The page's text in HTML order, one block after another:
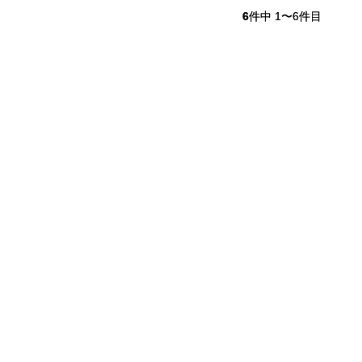
6件中 1〜6件目